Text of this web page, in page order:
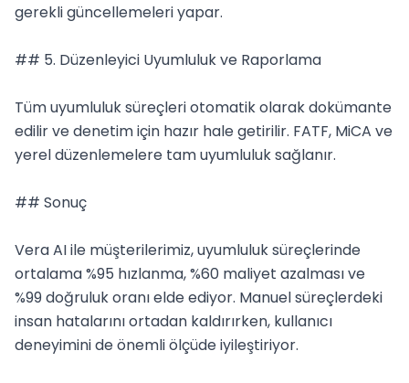
gerekli güncellemeleri yapar.
## 5. Düzenleyici Uyumluluk ve Raporlama
Tüm uyumluluk süreçleri otomatik olarak dokümante
edilir ve denetim için hazır hale getirilir. FATF, MiCA ve
yerel düzenlemelere tam uyumluluk sağlanır.
## Sonuç
Vera AI ile müşterilerimiz, uyumluluk süreçlerinde
ortalama %95 hızlanma, %60 maliyet azalması ve
%99 doğruluk oranı elde ediyor. Manuel süreçlerdeki
insan hatalarını ortadan kaldırırken, kullanıcı
deneyimini de önemli ölçüde iyileştiriyor.